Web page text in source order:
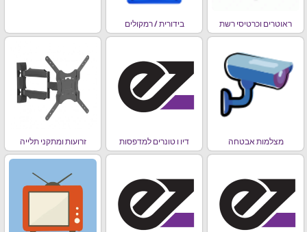
ראוטרים וכרטיסי רשת בידורית / רמקולים
מצלמות אבטחה דיו ו טונרים למדפסות זרועות ומתקני תלייה